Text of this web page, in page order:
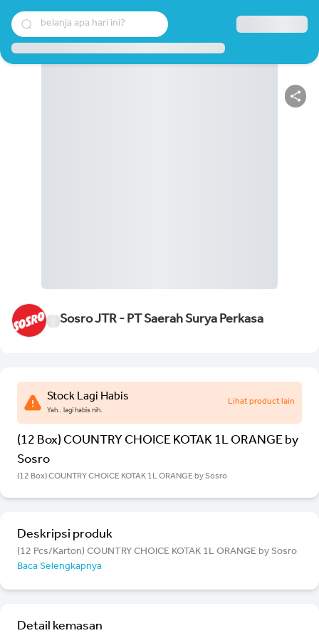
belanja apa hari ini?
Sosro JTR - PT Saerah Surya Perkasa
Stock Lagi Habis
Yah.. lagi habis nih.
Lihat product lain
(12 Box) COUNTRY CHOICE KOTAK 1L ORANGE by
Sosro
(12 Box) COUNTRY CHOICE KOTAK 1L ORANGE by Sosro
Deskripsi produk
(12 Pcs/Karton) COUNTRY CHOICE KOTAK 1L ORANGE by Sosro
Baca Selengkapnya
Detail kemasan